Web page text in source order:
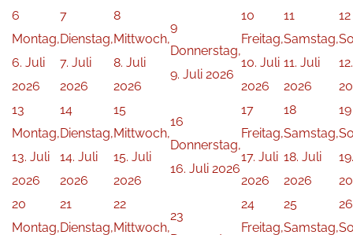
6
Montag,
6. Juli
2026
7
Dienstag,
7. Juli
2026
8
Mittwoch,
8. Juli
2026
9
Donnerstag,
9. Juli 2026
10
Freitag,
10. Juli
2026
11
Samstag,
11. Juli
2026
12
13
Montag,
13. Juli
2026
14
Dienstag,
14. Juli
2026
15
Mittwoch,
15. Juli
2026
16
Donnerstag,
16. Juli 2026
17
Freitag,
17. Juli
2026
18
Samstag,
18. Juli
2026
19
20
Montag,
21
Dienstag,
22
Mittwoch,
23
24
Freitag,
25
Samstag,
26